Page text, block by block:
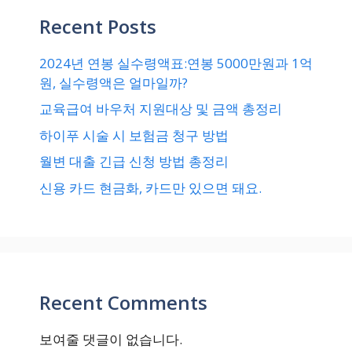
Recent Posts
2024년 연봉 실수령액표:연봉 5000만원과 1억
원, 실수령액은 얼마일까?
교육급여 바우처 지원대상 및 금액 총정리
하이푸 시술 시 보험금 청구 방법
월변 대출 긴급 신청 방법 총정리
신용 카드 현금화, 카드만 있으면 돼요.
Recent Comments
보여줄 댓글이 없습니다.